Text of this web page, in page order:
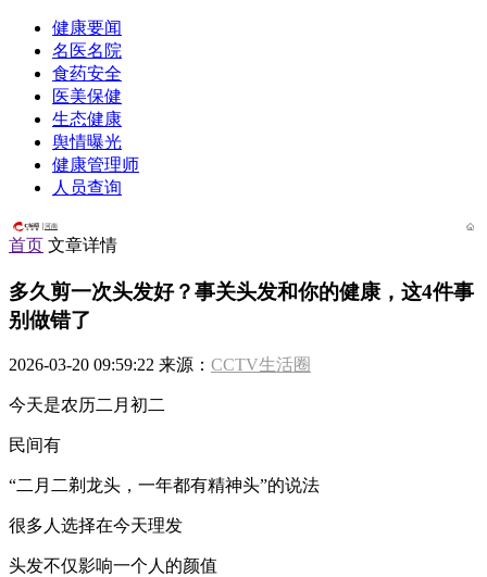
健康要闻
名医名院
食药安全
医美保健
生态健康
舆情曝光
健康管理师
人员查询
河南
首页 文章详情
多久剪一次头发好？事关头发和你的健康，这4件事
别做错了
2026-03-20 09:59:22 来源： CCTV生活圈
今天是农历二月初二
民间有
“二月二剃龙头，一年都有精神头”的说法
很多人选择在今天理发
头发不仅影响一个人的颜值